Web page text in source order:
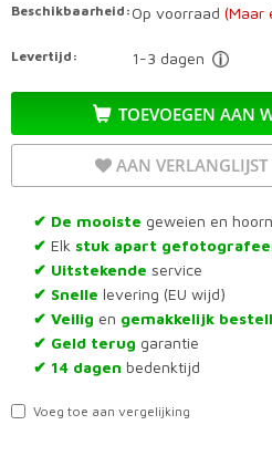
Beschikbaarheid: Op voorraad (Maar
Levertijd: 1-3 dagen
TOEVOEGEN AAN
AAN
✔ De mooiste geweien en
✔ Elk stuk apart
✔ Uitstekende service
✔ Snelle levering (EU wijd)
✔ Veilig en gemakkelijk
✔ Geld terug garantie
✔ 14 dagen bedenktijd
Voeg toe aan vergelijking